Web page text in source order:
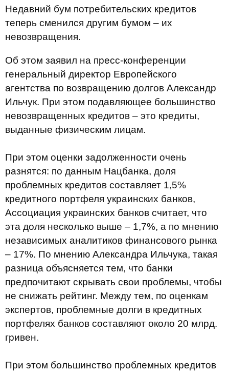
Недавний бум потребительских кредитов
теперь сменился другим бумом – их
невозвращения.
Об этом заявил на пресс-конференции
генеральный директор Европейского
агентства по возвращению долгов Александр
Ильчук. При этом подавляющее большинство
невозвращенных кредитов – это кредиты,
выданные физическим лицам.
При этом оценки задолженности очень
разнятся: по данным Нацбанка, доля
проблемных кредитов составляет 1,5%
кредитного портфеля украинских банков,
Ассоциация украинских банков считает, что
эта доля несколько выше – 1,7%, а по мнению
независимых аналитиков финансового рынка
– 17%. По мнению Александра Ильчука, такая
разница объясняется тем, что банки
предпочитают скрывать свои проблемы, чтобы
не снижать рейтинг. Между тем, по оценкам
экспертов, проблемные долги в кредитных
портфелях банков составляют около 20 млрд.
гривен.
При этом большинство проблемных кредитов